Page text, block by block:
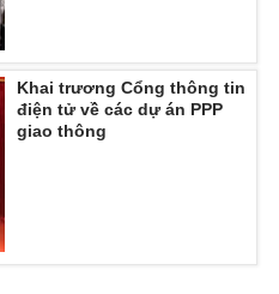
Vươn mình bằng AI
VTV8
English
Khai trương Cổng thông tin
điện tử về các dự án PPP
giao thông